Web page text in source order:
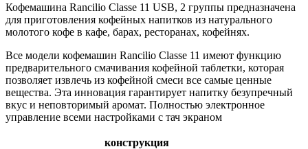
Кофемашина Rancilio Classe 11 USB, 2 группы предназначена
для приготовления кофейных напитков из натурального
молотого кофе в кафе, барах, ресторанах, кофейнях.
Все модели кофемашин Rancilio Classe 11 имеют функцию
предварительного смачивания кофейной таблетки, которая
позволяет извлечь из кофейной смеси все самые ценные
вещества. Эта инновация гарантирует напитку безупречный
вкус и неповторимый аромат. Полностью электронное
управление всеми настройками с тач экраном
конструкция